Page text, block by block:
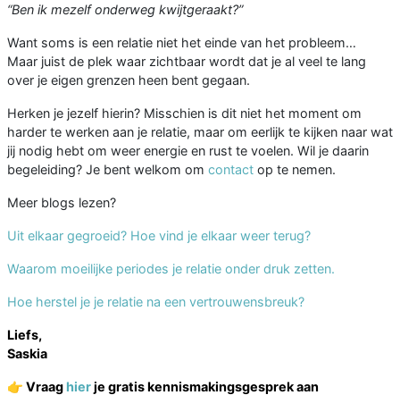
“Ben ik mezelf onderweg kwijtgeraakt?”
Want soms is een relatie niet het einde van het probleem…
Maar juist de plek waar zichtbaar wordt dat je al veel te lang
over je eigen grenzen heen bent gegaan.
Herken je jezelf hierin? Misschien is dit niet het moment om
harder te werken aan je relatie, maar om eerlijk te kijken naar wat
jij nodig hebt om weer energie en rust te voelen. Wil je daarin
begeleiding? Je bent welkom om contact op te nemen.
Meer blogs lezen?
Uit elkaar gegroeid? Hoe vind je elkaar weer terug?
Waarom moeilijke periodes je relatie onder druk zetten.
Hoe herstel je je relatie na een vertrouwensbreuk?
Liefs,
Saskia
👉 Vraaghierje gratis kennismakingsgesprek aan